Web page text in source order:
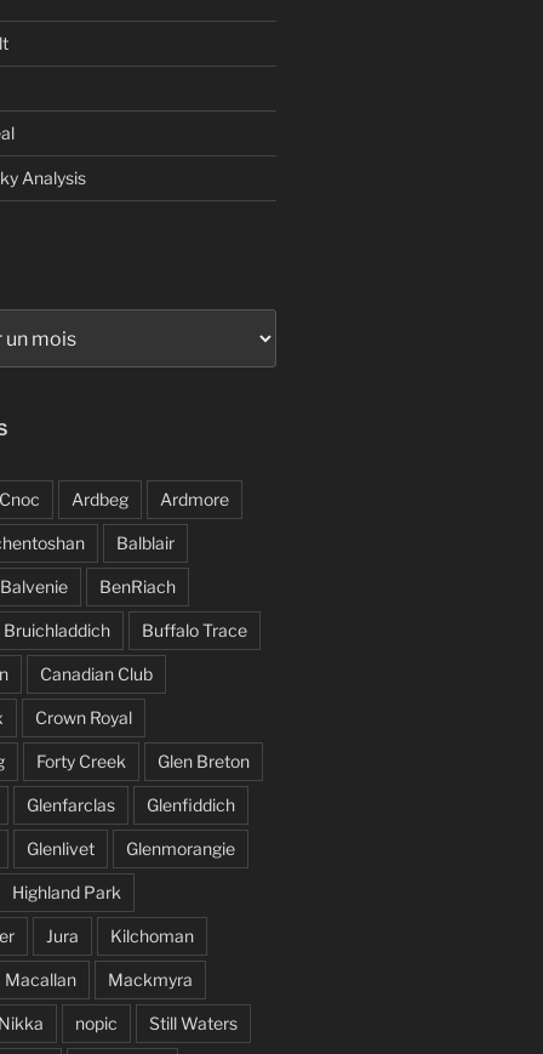
Analysis
Ardbeg Ardmore
Balblair
Balvenie BenRiach
Bruichladdich Buffalo Trace
Canadian Club
Crown Royal
Forty Creek Glen Breton
Glenfarclas Glenfiddich
Glenlivet Glenmorangie
Highland Park
Jura Kilchoman
Macallan Mackmyra
nopic Still Waters